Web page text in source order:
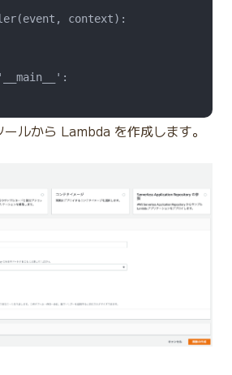
context):
ルから Lambda を作成します。